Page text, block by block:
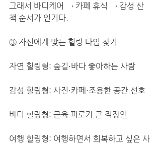
그래서 바디케어 → 카페 휴식 → 감성 산
책 순서가 인기다.
③ 자신에게 맞는 힐링 타입 찾기
자연 힐링형: 숲길·바다 좋아하는 사람
감성 힐링형: 사진·카페·조용한 공간 선호
바디 힐링형: 근육 피로가 큰 직장인
여행 힐링형: 여행하면서 회복하고 싶은 사